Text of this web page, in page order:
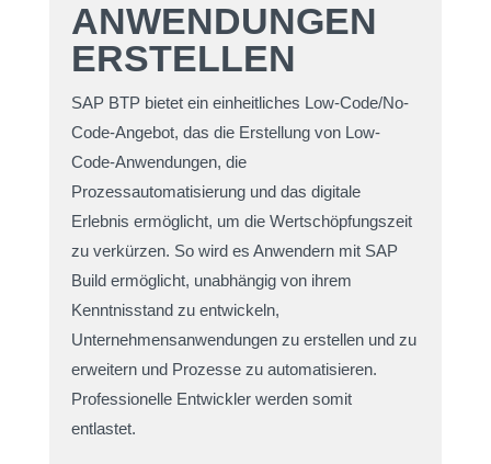
ANWENDUNGEN
ERSTELLEN
SAP BTP bietet ein einheitliches Low-Code/No-
Code-Angebot, das die Erstellung von Low-
Code-Anwendungen, die
Prozessautomatisierung und das digitale
Erlebnis ermöglicht, um die Wertschöpfungszeit
zu verkürzen. So wird es Anwendern mit SAP
Build ermöglicht, unabhängig von ihrem
Kenntnisstand zu entwickeln,
Unternehmensanwendungen zu erstellen und zu
erweitern und Prozesse zu automatisieren.
Professionelle Entwickler werden somit
entlastet.